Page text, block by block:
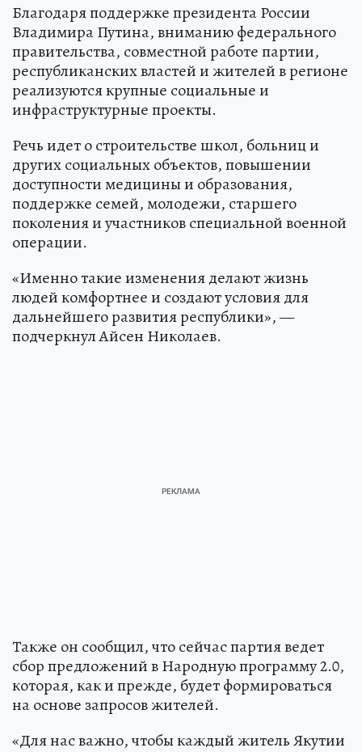
Благодаря поддержке президента России
Владимира Путина, вниманию федерального
правительства, совместной работе партии,
республиканских властей и жителей в регионе
реализуются крупные социальные и
инфраструктурные проекты.
Речь идет о строительстве школ, больниц и
других социальных объектов, повышении
доступности медицины и образования,
поддержке семей, молодежи, старшего
поколения и участников специальной военной
операции.
«Именно такие изменения делают жизнь
людей комфортнее и создают условия для
дальнейшего развития республики», —
подчеркнул Айсен Николаев.
Также он сообщил, что сейчас партия ведет
сбор предложений в Народную программу 2.0,
которая, как и прежде, будет формироваться
на основе запросов жителей.
«Для нас важно, чтобы каждый житель Якутии